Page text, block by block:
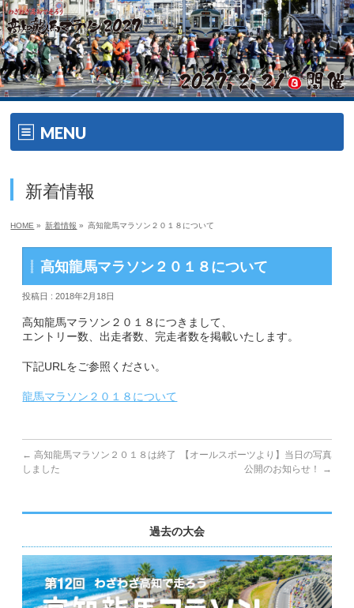
MENU
大会の特徴
エントリー
コース（給水、関門等）
アクセス
Q&A | お問い合わせ
新着情報
HOME » 新着情報 » 高知龍馬マラソン２０１８について
高知龍馬マラソン２０１８について
投稿日 : 2018年2月18日
高知龍馬マラソン２０１８につきまして、
エントリー数、出走者数、完走者数を掲載いたします。
下記URLをご参照ください。
龍馬マラソン２０１８について
← 高知龍馬マラソン２０１８は終了
しました
【オールスポーツより】当日の写真
公開のお知らせ！
→
過去の大会